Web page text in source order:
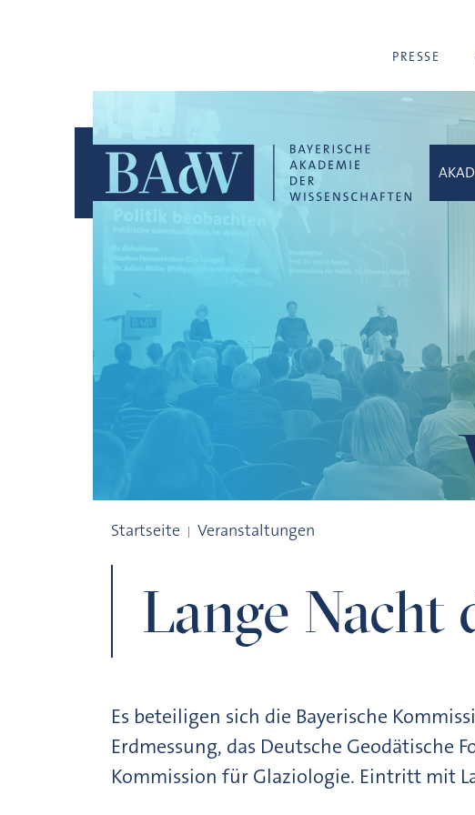
PRESSE
Startseite Veranstaltungen
Lange Nacht
Es beteiligen sich die Bayerische
Erdmessung, das Deutsche Geodätische
Kommission für Glaziologie. Eintritt mit